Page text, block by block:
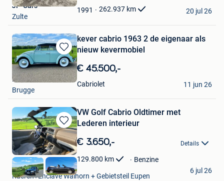
Favorieten
1991 262.937 km
JP-Cars
Zulte
20 jul 26
Bewaren
in
Mijn
Favorieten
kever cabrio 1963 2 de eigenaar als
nieuw kevermobiel
€ 45.500,-
Cabriolet
Kevermobiel
Brugge
11 jun 26
Bewaren
in
Mijn
Favorieten
VW Golf Cabrio Oldtimer met
Lederen interieur
€ 3.650,- Details
129.800 km Benzine
Stephan
Raeren+Enclave Walhorn + Gebietsteil Eupen
6 jul 26